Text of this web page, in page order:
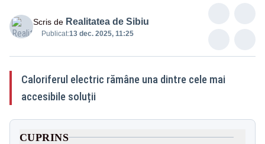
Scris de Realitatea de Sibiu
Publicat:13 dec. 2025, 11:25
Caloriferul electric rămâne una dintre cele mai
accesibile soluții
CUPRINS